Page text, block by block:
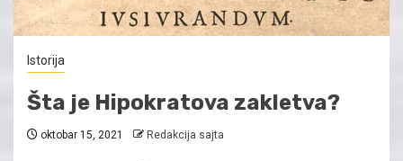
Istorija
Šta je Hipokratova zakletva?
oktobar 15, 2021 Redakcija sajta